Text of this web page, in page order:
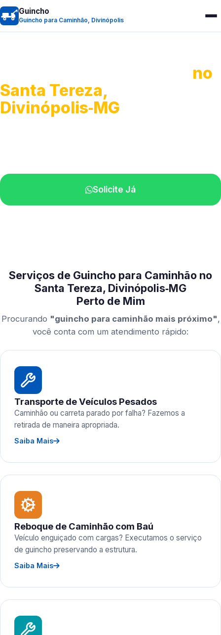
Guincho
Guincho para Caminhão, Divinópolis
no
Santa Tereza,
Divinópolis‑MG
Solicite Já
Serviços de Guincho para Caminhão no
Santa Tereza, Divinópolis‑MG
Perto de Mim
Procurando "guincho para caminhão mais próximo",
você conta com um atendimento rápido:
Transporte de Veículos Pesados
Caminhão ou carreta parado por falha? Fazemos a
retirada de maneira apropriada.
Saiba Mais
Reboque de Caminhão com Baú
Veículo enguiçado com cargas? Executamos o serviço
de guincho preservando a estrutura.
Saiba Mais